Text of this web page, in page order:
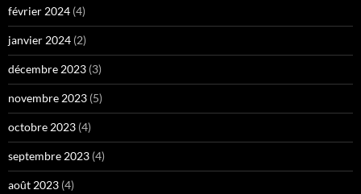
février 2024 (4)
janvier 2024 (2)
décembre 2023 (3)
novembre 2023 (5)
octobre 2023 (4)
septembre 2023 (4)
août 2023 (4)